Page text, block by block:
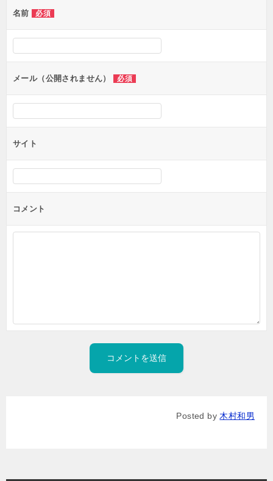
ー
シ
ン
名前 必須
メール（公開されません） 必須
サイト
コメント
Posted by木村和男